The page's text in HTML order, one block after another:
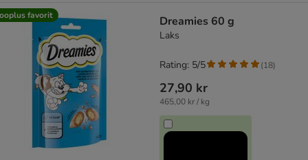
favorit Dreamies 60 g
Laks
27,90 kr
465,00 kr / kg
Rating: 5/5 (18)